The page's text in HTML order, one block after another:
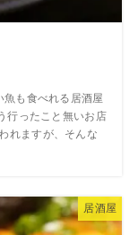
も食べれる居酒屋
行ったこと無いお店
れますが、そんな
居酒屋